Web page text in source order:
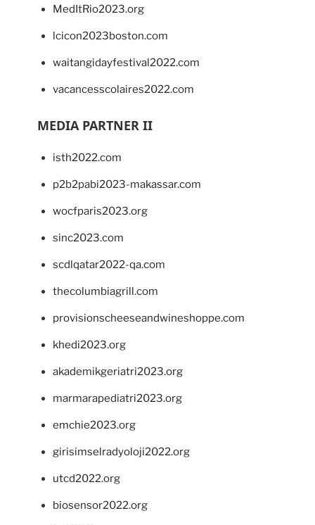
MedItRio2023.org
lcicon2023boston.com
waitangidayfestival2022.com
vacancesscolaires2022.com
MEDIA PARTNER II
isth2022.com
p2b2pabi2023-makassar.com
wocfparis2023.org
sinc2023.com
scdlqatar2022-qa.com
thecolumbiagrill.com
provisionscheeseandwineshoppe.com
khedi2023.org
akademikgeriatri2023.org
marmarapediatri2023.org
emchie2023.org
girisimselradyoloji2022.org
utcd2022.org
biosensor2022.org